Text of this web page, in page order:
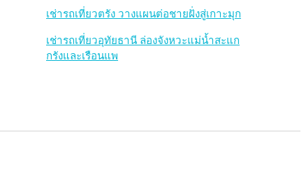
เช่ารถเที่ยวตรัง วางแผนต่อชายฝั่งสู่เกาะมุก
เช่ารถเที่ยวอุทัยธานี ล่องจังหวะแม่น้ำสะแก
กรังและเรือนแพ